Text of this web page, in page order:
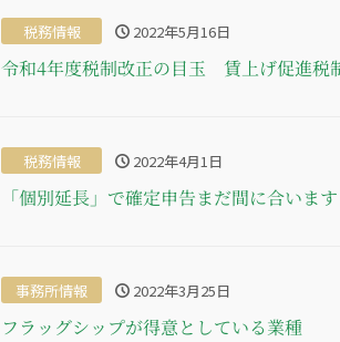
税務情報 2022年5月16日
令和4年度税制改正の目玉 賃上げ促進税
税務情報 2022年4月1日
「個別延長」で確定申告まだ間に合います
事務所情報 2022年3月25日
フラッグシップが得意としている業種